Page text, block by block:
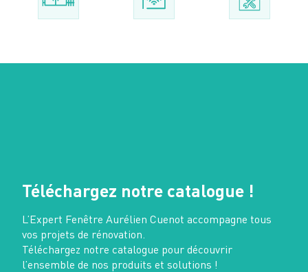
Téléchargez notre catalogue !
L’Expert Fenêtre Aurélien Cuenot accompagne tous
vos projets de rénovation.
Téléchargez notre catalogue pour découvrir
l’ensemble de nos produits et solutions !